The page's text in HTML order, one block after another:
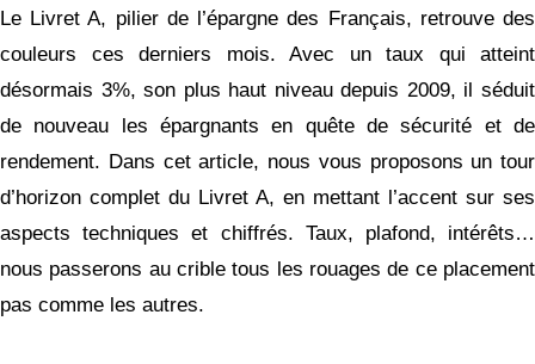
Le Livret A, pilier de l’épargne des Français, retrouve des
couleurs ces derniers mois. Avec un taux qui atteint
désormais 3%, son plus haut niveau depuis 2009, il séduit
de nouveau les épargnants en quête de sécurité et de
rendement. Dans cet article, nous vous proposons un tour
d’horizon complet du Livret A, en mettant l’accent sur ses
aspects techniques et chiffrés. Taux, plafond, intérêts…
nous passerons au crible tous les rouages de ce placement
pas comme les autres.